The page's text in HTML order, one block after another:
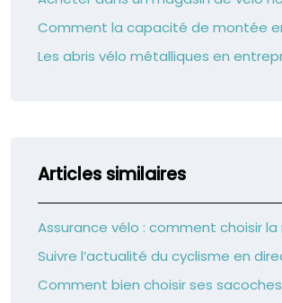
Comment la capacité de montée
Les abris vélo métalliques en
Articles similaires
Assurance vélo : comment choisir la
Suivre l’actualité du cyclisme en
Comment bien choisir ses